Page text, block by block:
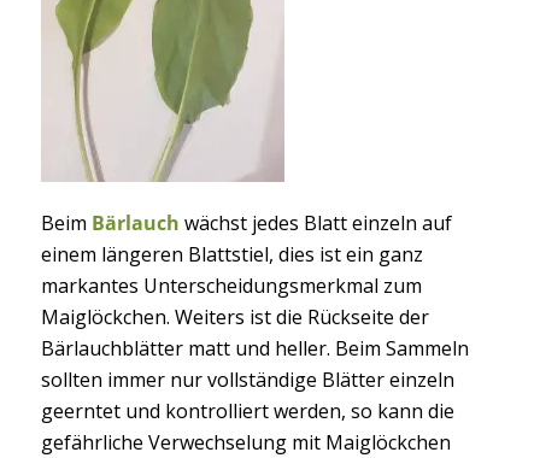
Beim Bärlauch wächst jedes Blatt einzeln auf
einem längeren Blattstiel, dies ist ein ganz
markantes Unterscheidungsmerkmal zum
Maiglöckchen. Weiters ist die Rückseite der
Bärlauchblätter matt und heller. Beim Sammeln
sollten immer nur vollständige Blätter einzeln
geerntet und kontrolliert werden, so kann die
gefährliche Verwechselung mit Maiglöckchen